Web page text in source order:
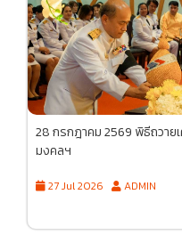
28 กรกฎาคม 2569 พิธีถวาย
มงคลฯ
27 Jul 2026 ADMIN